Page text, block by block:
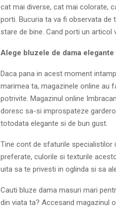
cat mai diverse, cat mai colorate,
porti. Bucuria ta va fi observata
stare de bine. Cand porti un
Alege bluzele de dama
Daca pana in acest moment
marimea ta, magazinele online au
potrivite. Magazinul online
doresc sa-si improspateze
totodata elegante si de bun gust.
Tine cont de sfaturile specialistilor
preferate, culorile si texturile
uita sa te privesti in oglinda si sa
Cauti bluze dama masuri mari
din viata ta? Accesand magazinul